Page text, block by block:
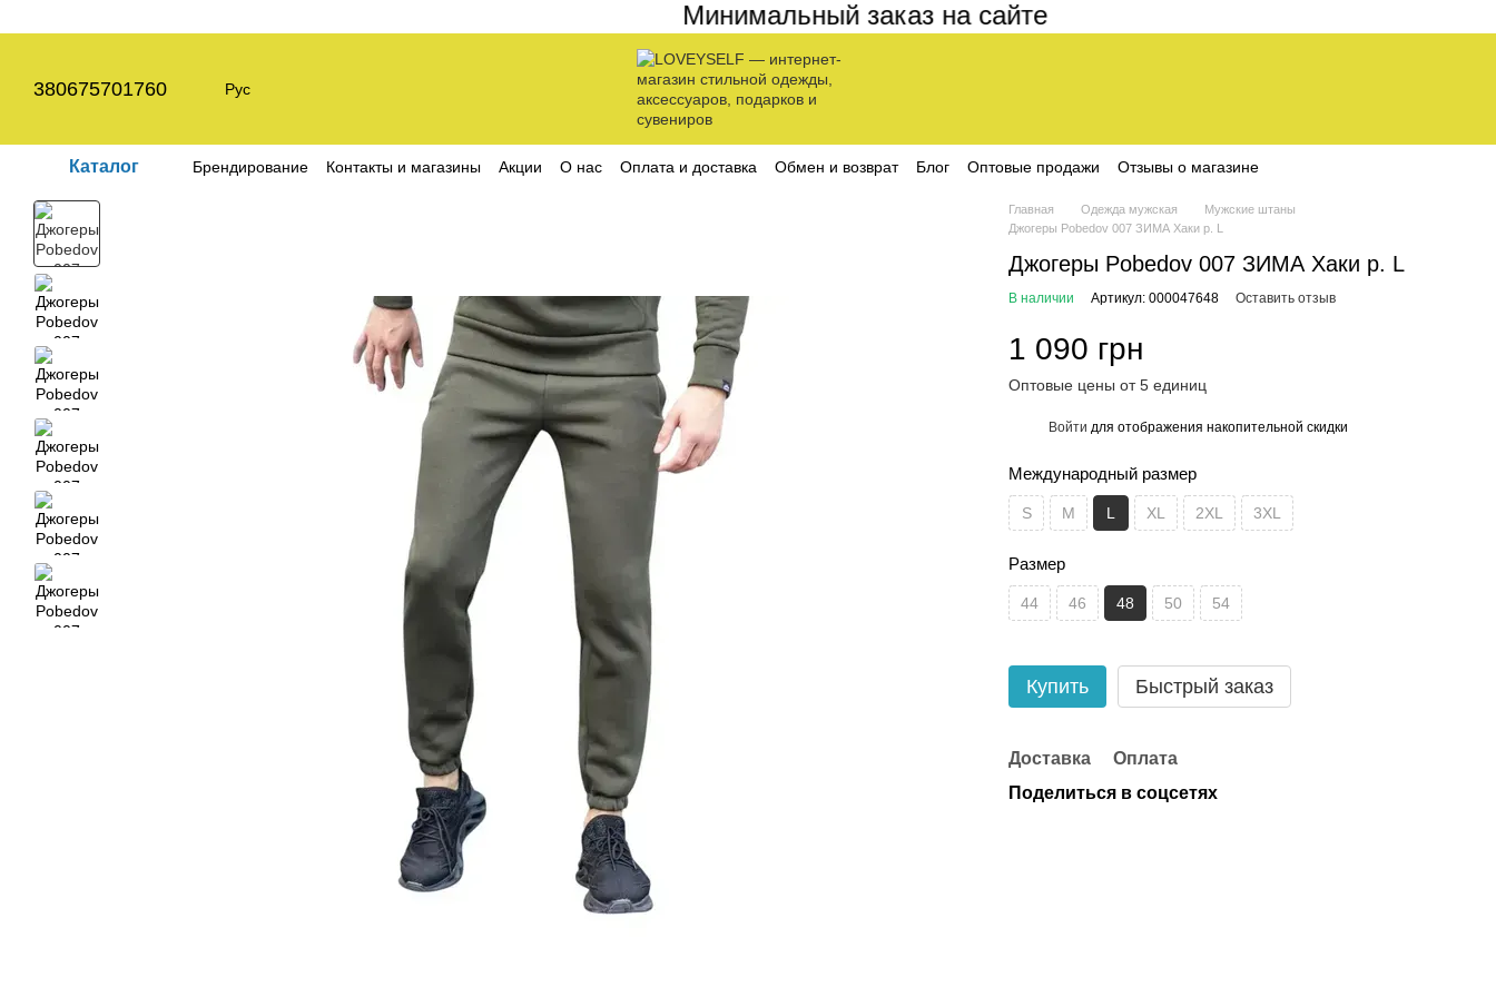
Минимальный заказ на сайте составляет 200 грн
380675701760 Рус
Каталог Брендирование Контакты и магазины Акции О нас Оплата и доставка Обмен и возврат Блог Оптовые продажи
Отзывы о магазине
Главная Одежда мужская
Мужские штаны
Джогеры Pobedov 007 ЗИМА Хаки р. L
Джогеры Pobedov 007 ЗИМА Хаки р. L
В наличии Артикул: 000047648 Оставить отзыв
1 090 грн
Оптовые цены от 5 единиц
Войти для отображения накопительной скидки
Международный размер
S M L XL 2XL 3XL
Размер
44 46 48 50 54
Купить Быстрый заказ
Доставка
Оплата
Поделиться в соцсетях